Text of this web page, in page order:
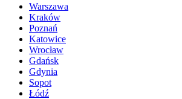
Warszawa
Kraków
Poznań
Katowice
Wrocław
Gdańsk
Gdynia
Sopot
Łódź